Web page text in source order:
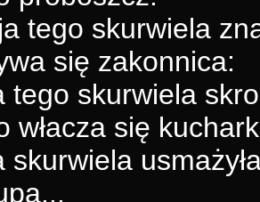
tego skurwiela
się zakonnica:
tego skurwiela
włacza się
skurwiela